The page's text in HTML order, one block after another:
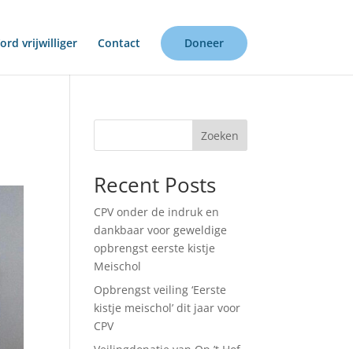
vrijwilliger Contact Doneer
Zoeken
Recent Posts
CPV onder de indruk en
dankbaar voor geweldige
opbrengst eerste kistje
Meischol
Opbrengst veiling ‘Eerste
kistje meischol’ dit jaar voor
CPV